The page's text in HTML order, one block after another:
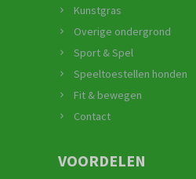
Kunstgras
Overige ondergrond
Sport & Spel
Speeltoestellen honden
Fit & bewegen
Contact
VOORDELEN